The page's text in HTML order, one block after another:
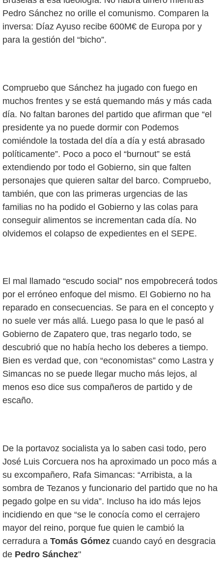
Pedro Sánchez no orille el comunismo. Comparen la
inversa: Díaz Ayuso recibe 600M€ de Europa por y
para la gestión del “bicho”.
Compruebo que Sánchez ha jugado con fuego en
muchos frentes y se está quemando más y más cada
día. No faltan barones del partido que afirman que “el
presidente ya no puede dormir con Podemos
comiéndole la tostada del día a día y está abrasado
políticamente”. Poco a poco el “burnout” se está
extendiendo por todo el Gobierno, sin que falten
personajes que quieren saltar del barco. Compruebo,
también, que con las primeras urgencias de las
familias no ha podido el Gobierno y las colas para
conseguir alimentos se incrementan cada día. No
olvidemos el colapso de expedientes en el SEPE.
El mal llamado “escudo social” nos empobrecerá todos
por el erróneo enfoque del mismo. El Gobierno no ha
reparado en consecuencias. Se para en el concepto y
no suele ver más allá. Luego pasa lo que le pasó al
Gobierno de Zapatero que, tras negarlo todo, se
descubrió que no había hecho los deberes a tiempo.
Bien es verdad que, con “economistas” como Lastra y
Simancas no se puede llegar mucho más lejos, al
menos eso dice sus compañeros de partido y de
escaño.
De la portavoz socialista ya lo saben casi todo, pero
José Luis Corcuera nos ha aproximado un poco más a
su excompañero, Rafa Simancas: “Arribista, a la
sombra de Tezanos y funcionario del partido que no ha
pegado golpe en su vida”. Incluso ha ido más lejos
incidiendo en que “se le conocía como el cerrajero
mayor del reino, porque fue quien le cambió la
cerradura a Tomás Gómez cuando cayó en desgracia
de Pedro Sánchez"